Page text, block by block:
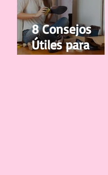
8 Consejos
Útiles para
cuidar y limpiar